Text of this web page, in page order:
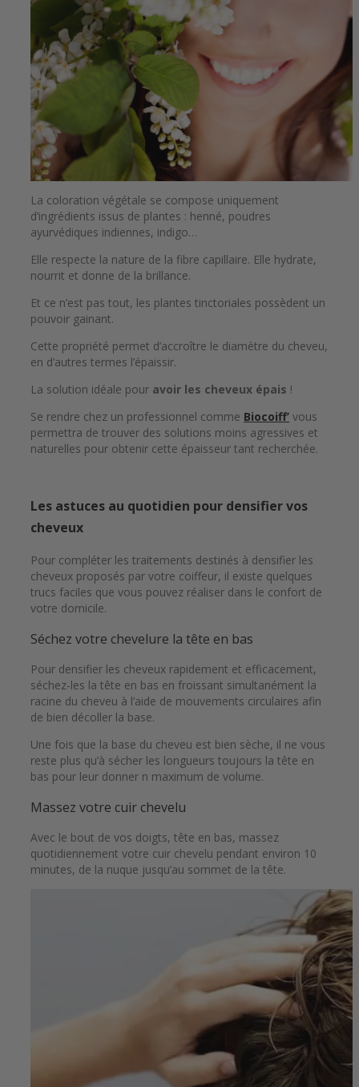
La coloration végétale se compose uniquement
d’ingrédients issus de plantes : henné, poudres
ayurvédiques indiennes, indigo…
Elle respecte la nature de la fibre capillaire. Elle hydrate,
nourrit et donne de la brillance.
Et ce n’est pas tout, les plantes tinctoriales possèdent un
pouvoir gainant.
Cette propriété permet d’accroître le diamètre du cheveu,
en d’autres termes l’épaissir.
La solution idéale pour avoir les cheveux épais !
Se rendre chez un professionnel comme Biocoiff’ vous
permettra de trouver des solutions moins agressives et
naturelles pour obtenir cette épaisseur tant recherchée.
Les astuces au quotidien pour densifier vos
cheveux
Pour compléter les traitements destinés à densifier les
cheveux proposés par votre coiffeur, il existe quelques
trucs faciles que vous pouvez réaliser dans le confort de
votre domicile.
Séchez votre chevelure la tête en bas
Pour densifier les cheveux rapidement et efficacement,
séchez-les la tête en bas en froissant simultanément la
racine du cheveu à l’aide de mouvements circulaires afin
de bien décoller la base.
Une fois que la base du cheveu est bien sèche, il ne vous
reste plus qu’à sécher les longueurs toujours la tête en
bas pour leur donner n maximum de volume.
Massez votre cuir chevelu
Avec le bout de vos doigts, tête en bas, massez
quotidiennement votre cuir chevelu pendant environ 10
minutes, de la nuque jusqu’au sommet de la tête.